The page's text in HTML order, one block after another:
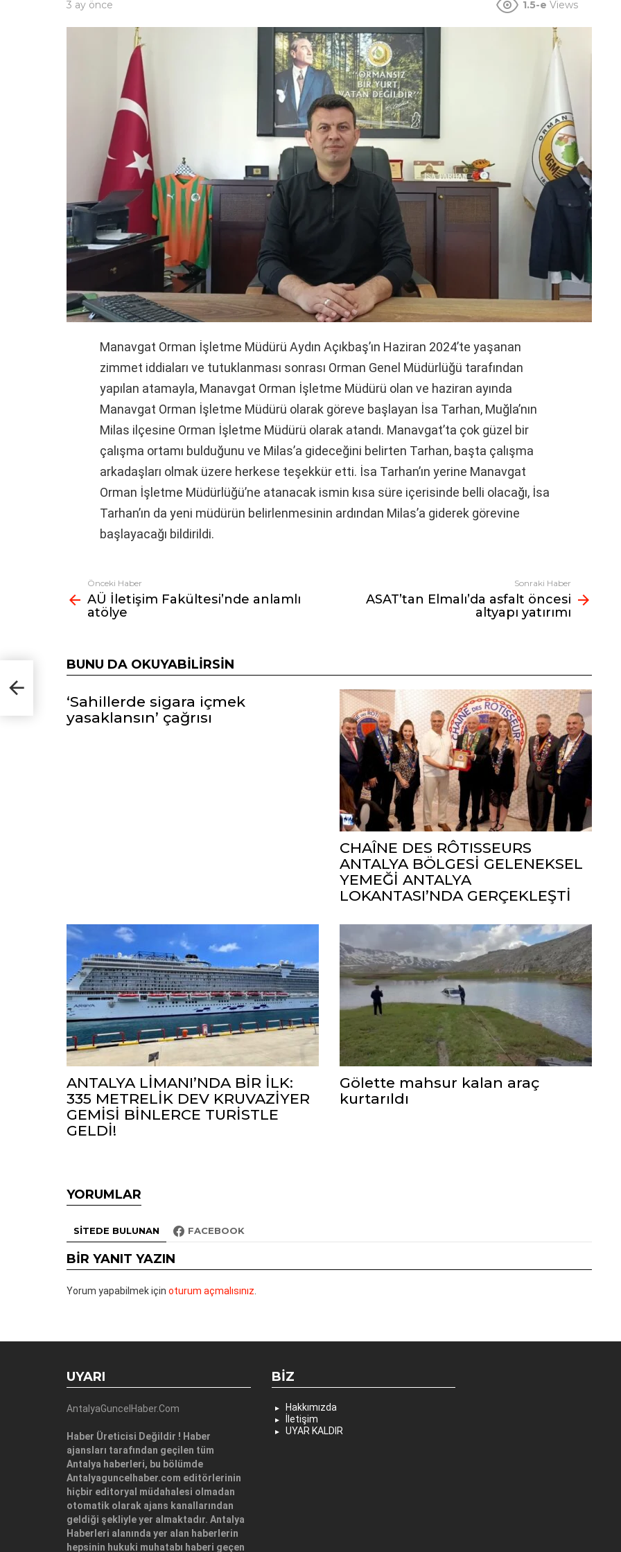
3 ay önce 1.5-e Views
Manavgat Orman İşletme Müdürü Aydın Açıkbaş’ın Haziran 2024’te yaşanan
zimmet iddiaları ve tutuklanması sonrası Orman Genel Müdürlüğü tarafından
yapılan atamayla, Manavgat Orman İşletme Müdürü olan ve haziran ayında
Manavgat Orman İşletme Müdürü olarak göreve başlayan İsa Tarhan, Muğla’nın
Milas ilçesine Orman İşletme Müdürü olarak atandı. Manavgat’ta çok güzel bir
çalışma ortamı bulduğunu ve Milas’a gideceğini belirten Tarhan, başta çalışma
arkadaşları olmak üzere herkese teşekkür etti. İsa Tarhan’ın yerine Manavgat
Orman İşletme Müdürlüğü’ne atanacak ismin kısa süre içerisinde belli olacağı, İsa
Tarhan’ın da yeni müdürün belirlenmesinin ardından Milas’a giderek görevine
başlayacağı bildirildi.
Fazlasına
bak
Önceki Haber
AÜ İletişim Fakültesi’nde anlamlı
atölye
Sonraki Haber
ASAT’tan Elmalı’da asfalt öncesi
altyapı yatırımı
BUNU DA OKUYABILIRSIN
‘Sahillerde sigara içmek
yasaklansın’ çağrısı
CHAÎNE DES RÔTISSEURS
ANTALYA BÖLGESİ GELENEKSEL
YEMEĞİ ANTALYA
LOKANTASI’NDA GERÇEKLEŞTİ
ANTALYA LİMANI’NDA BİR İLK:
335 METRELİK DEV KRUVAZİYER
GEMİSİ BİNLERCE TURİSTLE
GELDİ!
Gölette mahsur kalan araç
kurtarıldı
YORUMLAR
SITEDE BULUNAN FACEBOOK
BIR YANIT YAZIN
Yorum yapabilmek için oturum açmalısınız
UYARI
AntalyaGuncelHaber.Com
Haber Üreticisi Değildir ! Haber
ajansları tarafından geçilen tüm
Antalya haberleri, bu bölümde
Antalyaguncelhaber.com editörlerinin
hiçbir editoryal müdahalesi olmadan
otomatik olarak ajans kanallarından
geldiği şekliyle yer almaktadır. Antalya
Haberleri alanında yer alan haberlerin
hepsinin hukuki muhatabı haberi geçen
BIZ
Hakkımızda
İletişim
UYAR KALDIR